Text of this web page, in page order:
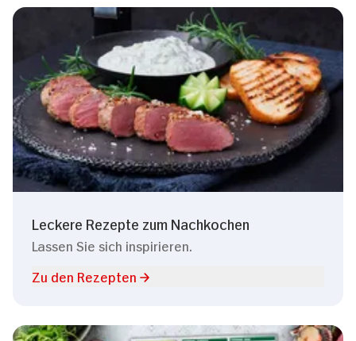
Leckere Rezepte zum Nachkochen
Lassen Sie sich inspirieren.
Zu den Rezepten